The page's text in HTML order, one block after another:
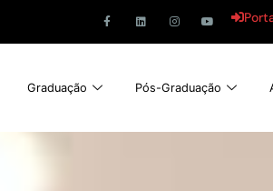
Graduação Pós-Graduação